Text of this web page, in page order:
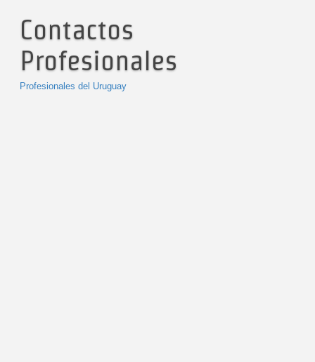
Contactos
Profesionales
Profesionales del Uruguay